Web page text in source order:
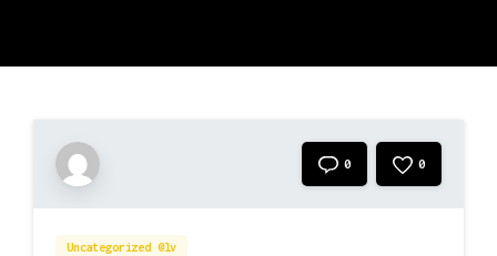
0 0
Uncategorized @lv